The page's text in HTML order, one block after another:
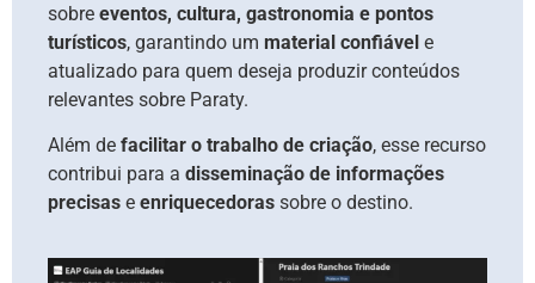
sobre eventos, cultura, gastronomia e pontos
turísticos, garantindo um material confiável e
atualizado para quem deseja produzir conteúdos
relevantes sobre Paraty.
Além de facilitar o trabalho de criação, esse recurso
contribui para a disseminação de informações
precisas e enriquecedoras sobre o destino.